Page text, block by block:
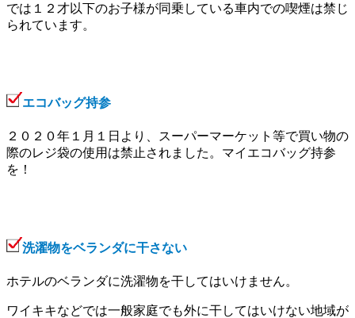
では１２才以下のお子様が同乗している車内での喫煙は禁じ
られています。
エコバッグ持参
２０２０年１月１日より、スーパーマーケット等で買い物の
際のレジ袋の使用は禁止されました。マイエコバッグ持参
を！
洗濯物をベランダに干さない
ホテルのベランダに洗濯物を干してはいけません。
ワイキキなどでは一般家庭でも外に干してはいけない地域が